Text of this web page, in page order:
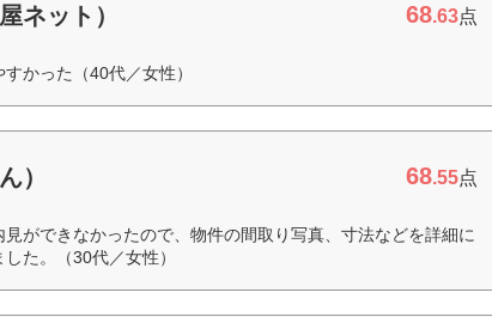
ネット） 68.63点
かった（40代／女性）
） 68.55点
ができなかったので、物件の間取り写真、寸法などを詳細に
た。（30代／女性）